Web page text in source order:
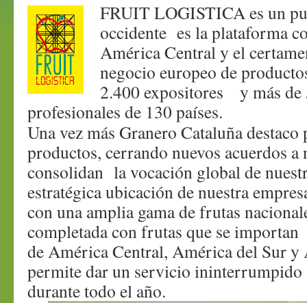
FRUIT LOGISTICA es un
occidente es la plataforma
América Central y el
negocio europeo de
2.400 expositores y más de
profesionales de 130 países.
Una vez más Granero Cataluña destaco
productos, cerrando nuevos acuerdos
consolidan la vocación global de
estratégica ubicación de nuestra
con una amplia gama de frutas
completada con frutas que se
de América Central, América del Sur
permite dar un servicio
durante todo el año.